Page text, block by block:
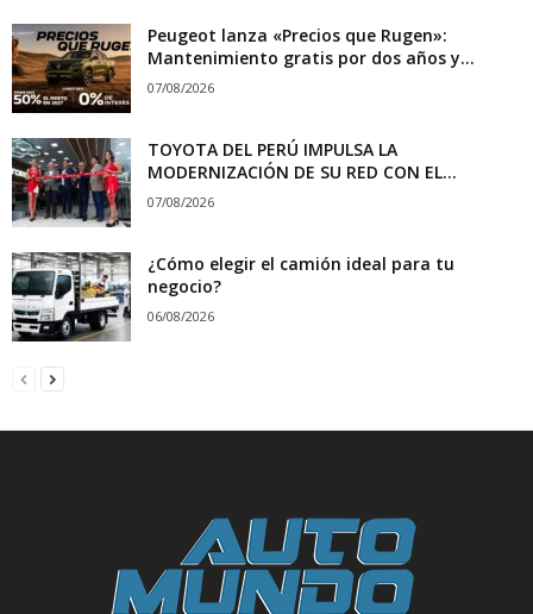
Peugeot lanza «Precios que Rugen»:
Mantenimiento gratis por dos años y...
07/08/2026
TOYOTA DEL PERÚ IMPULSA LA
MODERNIZACIÓN DE SU RED CON EL...
07/08/2026
¿Cómo elegir el camión ideal para tu
negocio?
06/08/2026